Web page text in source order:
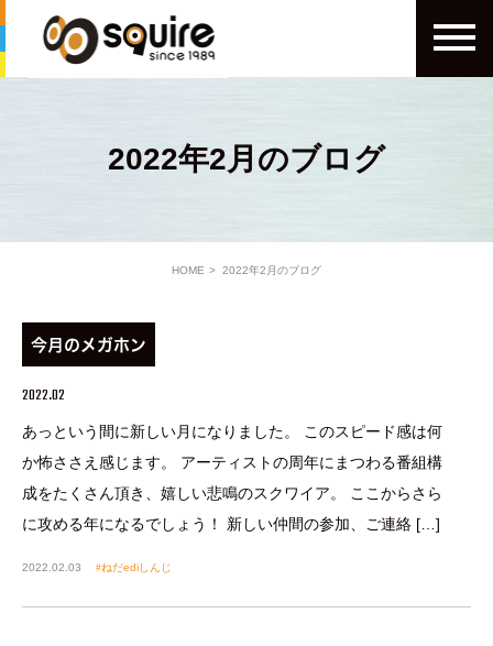
2022年2月のブログ
HOME 2022年2月のブログ
今月のメガホン
2022.02
あっという間に新しい月になりました。 このスピード感は何
か怖ささえ感じます。 アーティストの周年にまつわる番組構
成をたくさん頂き、嬉しい悲鳴のスクワイア。 ここからさら
に攻める年になるでしょう！ 新しい仲間の参加、ご連絡 […]
2022.02.03 ねだediしんじ